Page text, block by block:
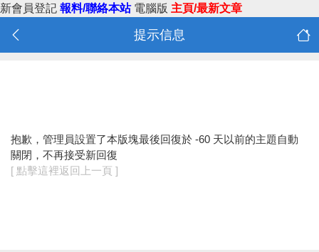
新會員登記 報料/聯絡本站 電腦版 主頁/最新文章
提示信息
抱歉，管理員設置了本版塊最後回復於 -60 天以前的主題自動
關閉，不再接受新回復
[ 點擊這裡返回上一頁 ]